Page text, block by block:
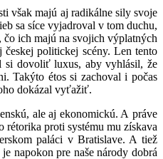
však majú aj radikálne sily svoje
sa síce vyjadroval v tom duchu,
ich majú na svojich výplatných
politickej scény. Len tento
si dovoliť luxus, aby vyhlásil, že
Takýto étos si zachoval i počas
dokázal vyťažiť.
ale aj ekonomickú. A práve
proti systému mu získava
paláci v Bratislave. A tiež
napokon pre naše národy dobrá